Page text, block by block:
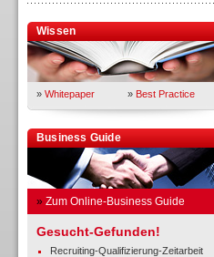
Wissen
» Whitepaper » Best Practice
Business Guide
» Zum Online-Business Guide
Gesucht-Gefunden!
Recruiting-Qualifizierung-Zeitarbeit